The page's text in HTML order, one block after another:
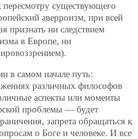
существующего
аверроизм, при всей
признать ни следствием
в Европе, ни
в самом начале путь:
различных философов
аспекты или моменты
проблемы — будет
запрета обращаться к
о Боге и человеке. И все